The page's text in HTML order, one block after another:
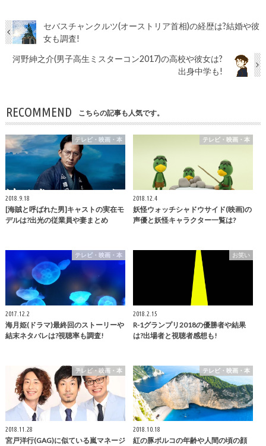
セバスチャンクルツ(オーストリア首相)の経歴は?結婚や彼
女も調査!
河野紳之介(男子高生ミスターコン2017)の高校や彼女は?
出身中学も!
RECOMMEND こちらの記事も人気です。
テレビ・映画・本
2018.9.18
[海賊と呼ばれた男]キャストの実在モ
デルは?出光の従業員や妻まとめ
テレビ・映画・本
2018.12.4
妖怪ウォッチシャドウサイド(映画)の
声優と妖怪キャラクター一覧は?
テレビ・映画・本
2017.12.2
海月姫(ドラマ)最終回のストーリーや
結末ネタバレは?視聴率も調査!
お笑い
2018.2.15
R-1グランプリ2018の優勝者や結果
は?出場者と視聴者感想も!
テレビ・映画・本
2018.11.28
宮戸洋行(GAG)に似ている嵐マネージ
テレビ・映画・本
2018.10.18
紅の豚ポルコの年齢や人間の頃の顔